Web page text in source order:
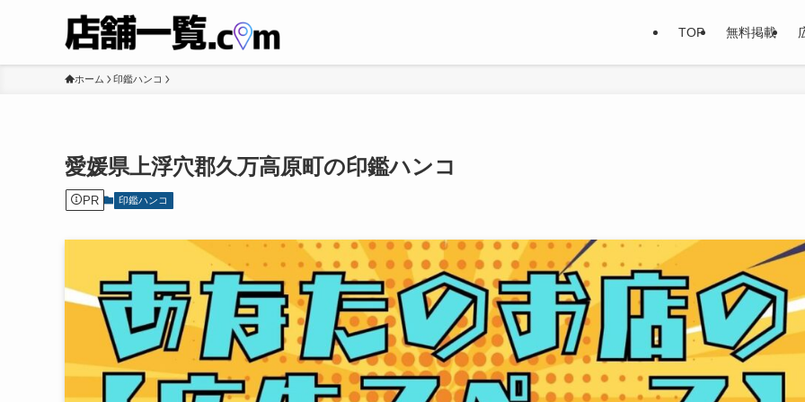
TOP 無料掲載
ホーム 印鑑ハンコ
愛媛県上浮穴郡久万高原町の印鑑ハンコ
PR 印鑑ハンコ